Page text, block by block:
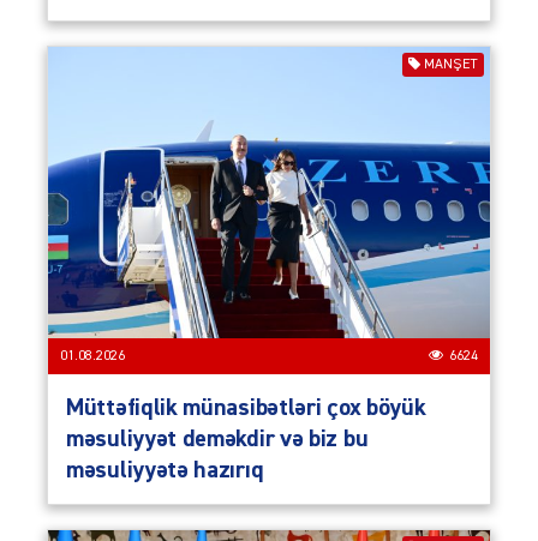
MANŞET
01.08.2026 6624
Müttəfiqlik münasibətləri çox böyük
məsuliyyət deməkdir və biz bu
məsuliyyətə hazırıq